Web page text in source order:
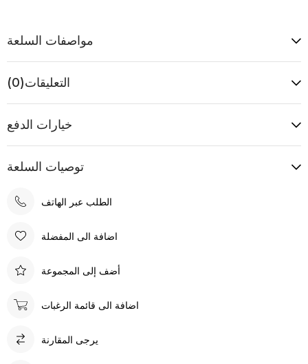
مواصفات السلعة
التعليقات(0)
خيارات الدفع
توصيات السلعة
الطلب عبر الهاتف
اضافة الى المفضلة
أضف إلى المجموعة
اضافة الى قائمة الرغبات
يرجى المقارنة